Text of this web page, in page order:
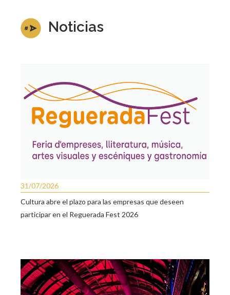
Noticias
31/07/2026
Cultura abre el plazo para las empresas que deseen
participar en el Reguerada Fest 2026